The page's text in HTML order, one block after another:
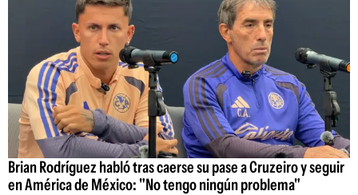
Brian Rodríguez habló tras caerse su pase a Cruzeiro y seguir
en América de México: "No tengo ningún problema"